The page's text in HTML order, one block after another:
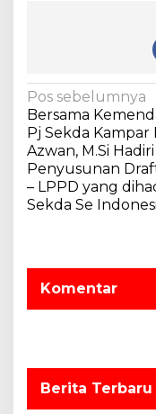
N
a
v
i
g
i
p
Pos sebelumnya
Bersama
Pj Sekda Kampar
Azwan, M.Si Hadiri
Penyusunan
– LPPD yang
Sekda Se
Komentar
Berita Terbaru